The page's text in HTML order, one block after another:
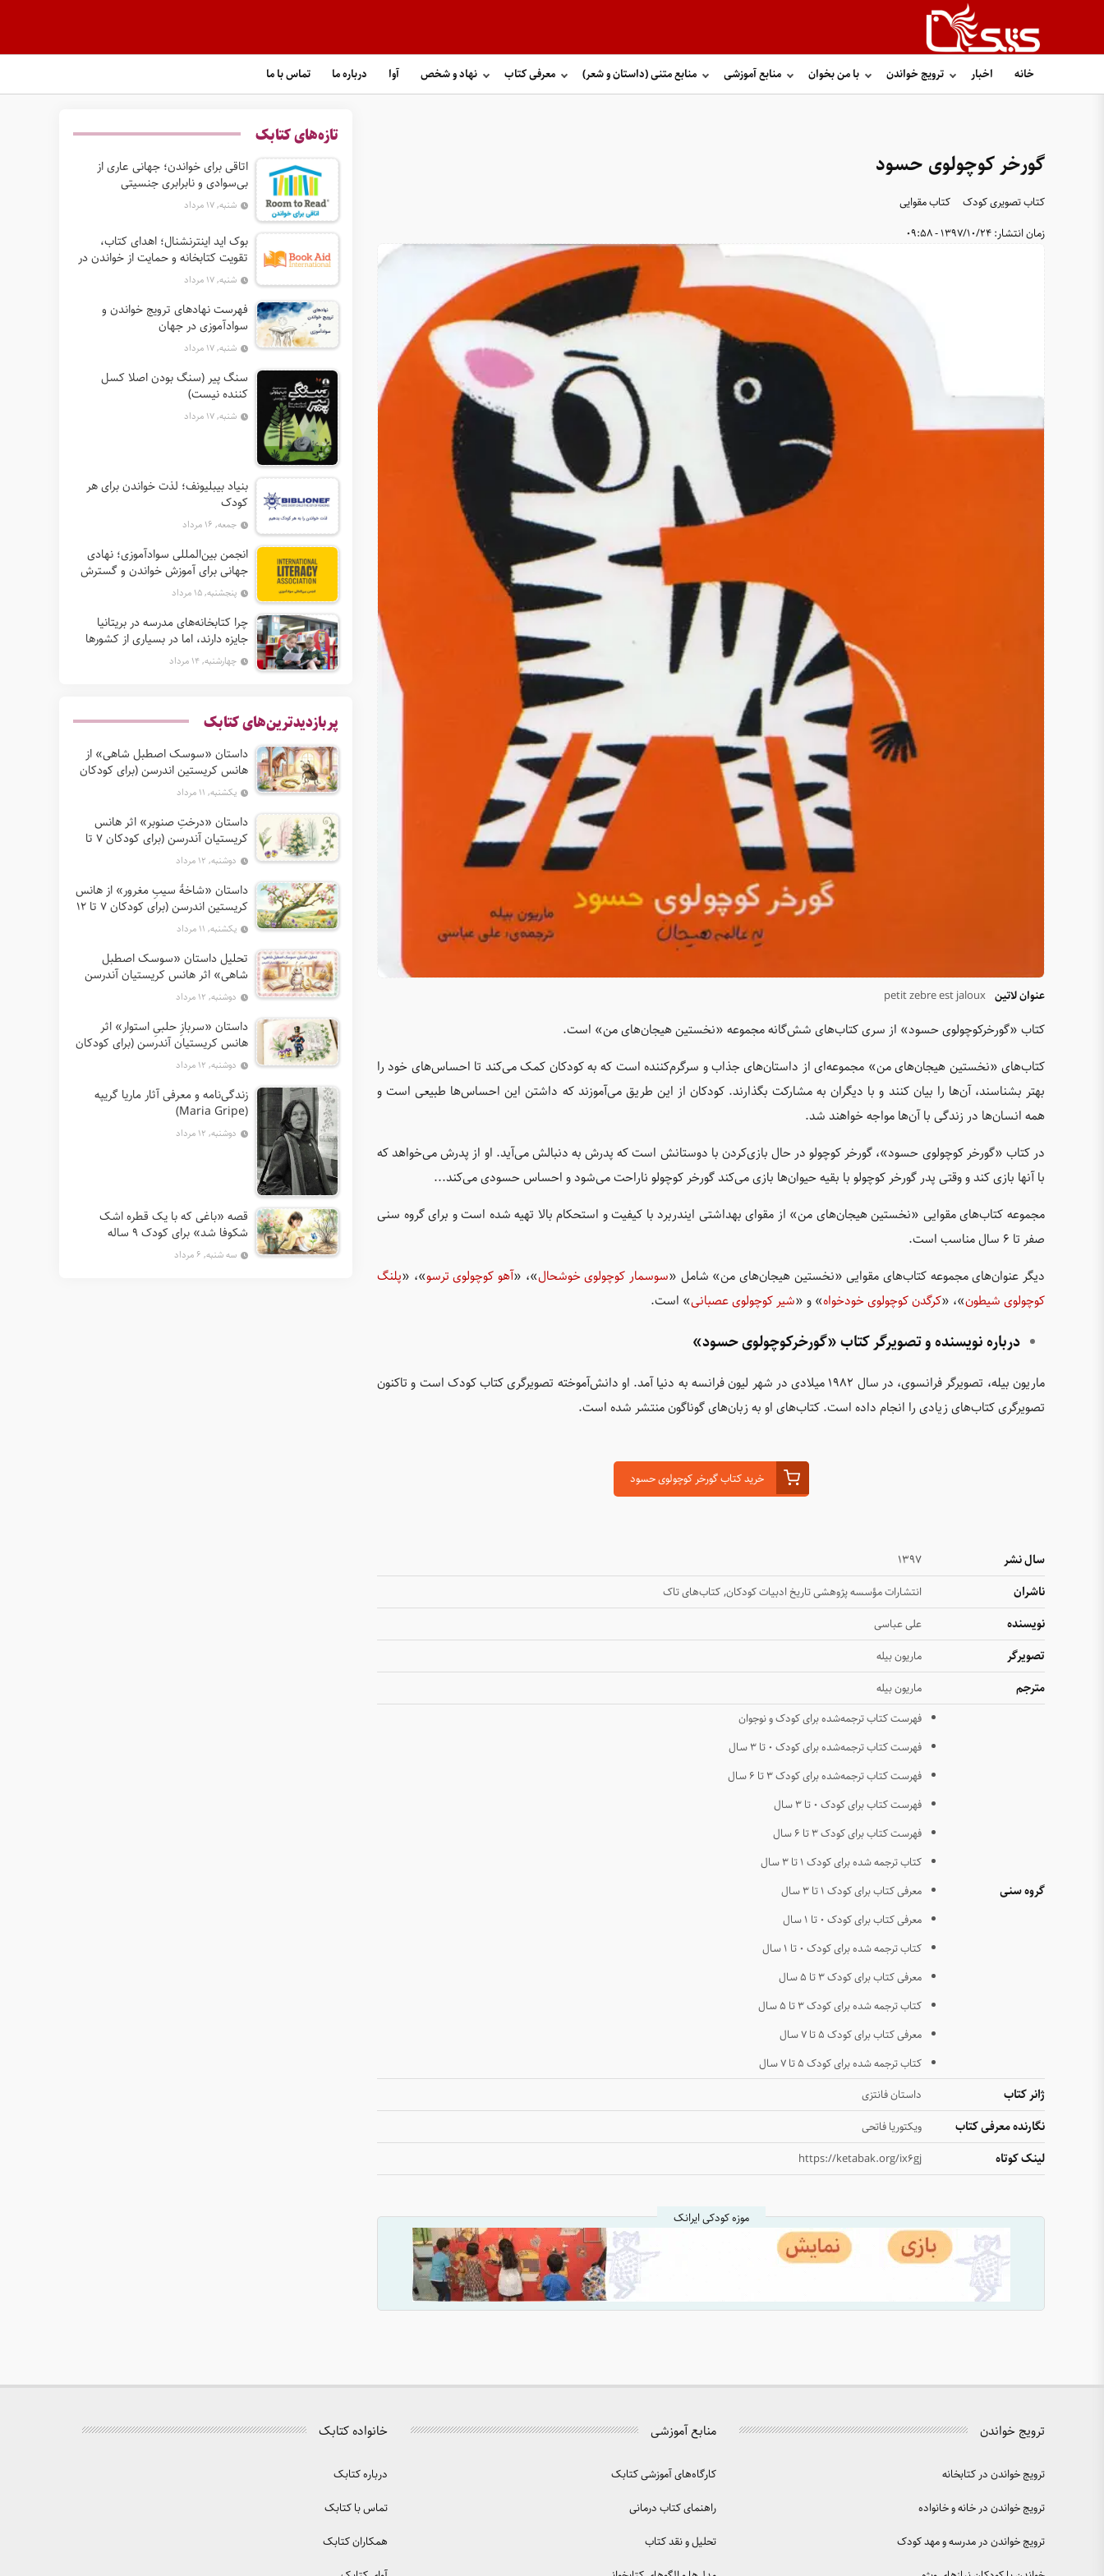
خانه اخبار ترویج خواندن با من بخوان منابع آموزشی منابع متنی (داستان و شعر) معرفی کتاب نهاد و شخص آوا درباره ما تماس با ما
گورخر کوچولوی حسود
کتاب تصویری کودک
کتاب مقوایی
زمان انتشار:1397/10/24 - 09:58
عنوان لاتین petit zebre est jaloux
کتاب «گورخرکوچولوی حسود» از سری کتاب‌های شش‌گانه مجموعه «نخستین هیجان‌های من» است.
کتاب‌های «نخستین هیجان‌های من» مجموعه‌ای از داستان‌های جذاب و سرگرم‌کننده است که به کودکان کمک می‌کند تا احساس‌های خود را
بهتر بشناسند، آن‌ها را بیان کنند و با دیگران به مشارکت بگذارند. کودکان از این طریق می‌آموزند که داشتن این احساس‌ها طبیعی است و
همه انسان‌ها در زندگی با آن‌ها مواجه خواهند شد.
در کتاب «گورخر کوچولوی حسود»، گورخر کوچولو در حال بازی‌کردن با دوستانش است که پدرش به دنبالش می‌آید. او از پدرش می‌خواهد که
با آنها بازی کند و وقتی پدر گورخر کوچولو با بقیه حیوان‌ها بازی می‌کند گورخر کوچولو ناراحت می‌شود و احساس حسودی می‌کند...
مجموعه کتاب‌های مقوایی «نخستین هیجان‌های من» از مقوای بهداشتی ایندربرد با کیفیت و استحکام بالا تهیه شده است و برای گروه سنی
صفر تا ۶ سال مناسب است.
دیگر عنوان‌های مجموعه کتاب‌های مقوایی «نخستین هیجان‌های من» شامل «سوسمار کوچولوی خوشحال»، «آهو کوچولوی ترسو»، «پلنگ
کوچولوی شیطون»، «کرگدن کوچولوی خودخواه» و «شیر کوچولوی عصبانی» است.
درباره نویسنده و تصویرگر کتاب «گورخرکوچولوی حسود»
ماریون بیله، تصویرگر فرانسوی، در سال ۱۹۸۲ میلادی در شهر لیون فرانسه به دنیا آمد. او دانش‌آموخته تصویرگری کتاب کودک است و تاکنون
تصویرگری کتاب‌های زیادی را انجام داده است. کتاب‌های او به زبان‌های گوناگون منتشر شده است.
خرید کتاب گورخر کوچولوی حسود
سال نشر
۱۳۹۷
ناشران
انتشارات مؤسسه پژوهشی تاریخ ادبیات کودکان,کتاب‌های تاک
نویسنده علی عباسی
تصویرگر ماریون بیله
مترجم ماریون بیله
گروه سنی
فهرست کتاب ترجمه‌شده برای کودک و نوجوان
فهرست کتاب ترجمه‌شده برای کودک ۰ تا ۳ سال
فهرست کتاب ترجمه‌شده برای کودک ۳ تا ۶ سال
فهرست کتاب برای کودک ۰ تا ۳ سال
فهرست کتاب برای کودک ۳ تا ۶ سال
کتاب ترجمه شده برای کودک ۱ تا ۳ سال
معرفی کتاب برای کودک ۱ تا ۳ سال
معرفی کتاب برای کودک ۰ تا ۱ سال
کتاب ترجمه شده برای کودک ۰ تا ۱ سال
معرفی کتاب برای کودک ۳ تا ۵ سال
کتاب ترجمه شده برای کودک ۳ تا ۵ سال
معرفی کتاب برای کودک ۵ تا ۷ سال
کتاب ترجمه شده برای کودک ۵ تا ۷ سال
ژانر کتاب داستان فانتزی
نگارنده معرفی کتاب ویکتوریا فاتحی
لینک کوتاه https://ketabak.org/ix6gj
موزه کودکی ایرانک
تازه‌های کتابک
اتاقی برای خواندن؛ جهانی عاری از
بی‌سوادی و نابرابری جنسیتی
شنبه, ۱۷ مرداد
بوک‌ اید اینترنشنال؛ اهدای کتاب،
تقویت کتابخانه و حمایت از خواندن در
جهانشنبه, ۱۷ مرداد
فهرست نهادهای ترویج خواندن و
سوادآموزی در جهان
شنبه, ۱۷ مرداد
سنگ پیر (سنگ بودن اصلا کسل
کننده نیست)
شنبه, ۱۷ مرداد
بنیاد بیبلیونف؛ لذت خواندن برای هر
کودک
جمعه, ۱۶ مرداد
انجمن بین‌المللی سوادآموزی؛ نهادی
جهانی برای آموزش خواندن و گسترش
حق سواد
پنجشنبه, ۱۵ مرداد
چرا کتابخانه‌های مدرسه در بریتانیا
جایزه دارند، اما در بسیاری از کشورها
نه؟چهارشنبه, ۱۴ مرداد
پربازدیدترین‌های کتابک
داستان «سوسک اصطبل شاهی» از
هانس کریستین اندرسن (برای کودکان
7 تا 12 سال) یکشنبه, ۱۱ مرداد
داستان «درختِ صنوبر» اثر هانس
کریستیان آندرسن (برای کودکان 7 تا
12 سال) دوشنبه, ۱۲ مرداد
داستان «شاخهٔ سیبِ مغرور» از هانس
کریستین اندرسن (برای کودکان 7 تا 12
سال)یکشنبه, ۱۱ مرداد
تحلیل داستان «سوسک اصطبل
شاهی» اثر هانس کریستیان آندرسن
دوشنبه, ۱۲ مرداد
داستان «سربازِ حلبیِ استوار» اثر
هانس کریستیان آندرسن (برای کودکان
7 تا 12 سال) دوشنبه, ۱۲ مرداد
زندگی‌نامه و معرفی آثار ماریا گریپه
(Maria Gripe)
دوشنبه, ۱۲ مرداد
قصه «باغی که با یک قطره اشک
شکوفا شد» برای کودک ۹ ساله
سه شنبه, ۶ مرداد
ترویج خواندن
ترویج خواندن در کتابخانه
ترویج خواندن در خانه و خانواده
ترویج خواندن در مدرسه و مهد کودک
منابع آموزشی
کارگاه‌های آموزشی کتابک
راهنمای کتاب درمانی
تحلیل و نقد کتاب
خانواده کتابک
درباره کتابک
تماس با کتابک
همکاران کتابک